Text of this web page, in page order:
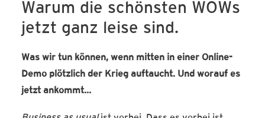
KONTAKT
Warum die schönsten WOWs
jetzt ganz leise sind.
Was wir tun können, wenn mitten in einer Online-
Demo plötzlich der Krieg auftaucht. Und worauf es
jetzt ankommt…